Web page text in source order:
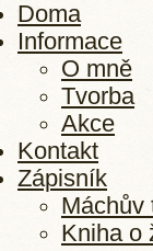
Doma
Informace
O mně
Tvorba
Akce
Kontakt
Zápisník
Máchův
Kniha o